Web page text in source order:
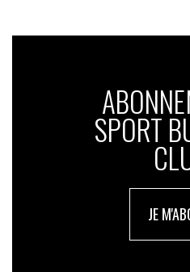
SPORT
JE